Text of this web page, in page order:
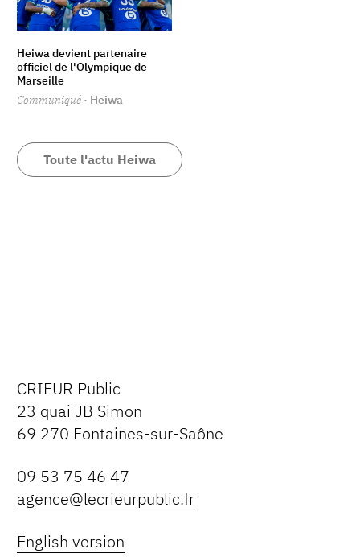
Heiwa devient partenaire
officiel de l'Olympique de
Marseille
Communiqué · Heiwa
Toute l'actu Heiwa
CRIEUR Public
23 quai JB Simon
69 270 Fontaines-sur-Saône
09 53 75 46 47
agence@lecrieurpublic.fr
English version